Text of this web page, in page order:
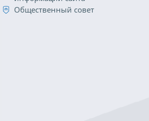
Общественный совет